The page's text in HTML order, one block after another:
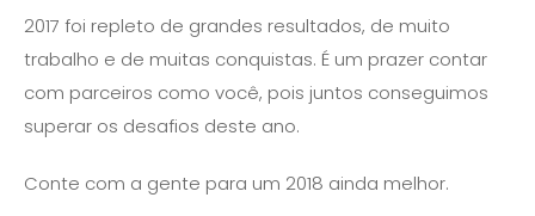
2017 foi repleto de grandes resultados, de muito
trabalho e de muitas conquistas. É um prazer contar
com parceiros como você, pois juntos conseguimos
superar os desafios deste ano.
Conte com a gente para um 2018 ainda melhor.